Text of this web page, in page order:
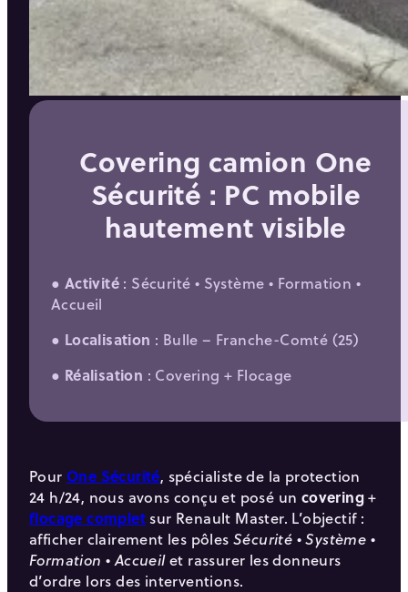
Covering camion One
Sécurité : PC mobile
hautement visible
● Activité : Sécurité • Système • Formation •
Accueil
● Localisation : Bulle – Franche-Comté (25)
● Réalisation : Covering + Flocage
Pour One Sécurité, spécialiste de la protection
24 h/24, nous avons conçu et posé un covering+
flocage completsur Renault Master. L’objectif :
afficher clairement les pôles Sécurité • Système •
Formation • Accueilet rassurer les donneurs
d’ordre lors des interventions.